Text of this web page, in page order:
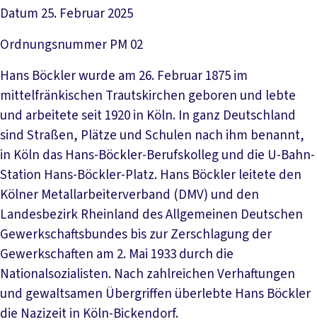
Datum 25. Februar 2025
Ordnungsnummer PM 02
Hans Böckler wurde am 26. Februar 1875 im
mittelfränkischen Trautskirchen geboren und lebte
und arbeitete seit 1920 in Köln. In ganz Deutschland
sind Straßen, Plätze und Schulen nach ihm benannt,
in Köln das Hans-Böckler-Berufskolleg und die U-Bahn-
Station Hans-Böckler-Platz. Hans Böckler leitete den
Kölner Metallarbeiterverband (DMV) und den
Landesbezirk Rheinland des Allgemeinen Deutschen
Gewerkschaftsbundes bis zur Zerschlagung der
Gewerkschaften am 2. Mai 1933 durch die
Nationalsozialisten. Nach zahlreichen Verhaftungen
und gewaltsamen Übergriffen überlebte Hans Böckler
die Nazizeit in Köln-Bickendorf.